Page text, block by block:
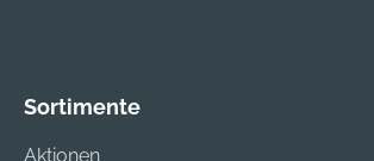
Sortimente
Aktionen